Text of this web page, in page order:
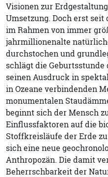
Visionen zur
Umsetzung. Doch erst seit
im Rahmen von immer
jahrmillionenalte
durchstochen und
schlägt die Geburtsstunde
seinen Ausdruck in
in Ozeane verbindenden
monumentalen
beginnt sich der Mensch
Einflussfaktoren auf die
Stoffkreisläufe der Erde
sich eine neue
Anthropozän. Die damit
Beherrschbarkeit der